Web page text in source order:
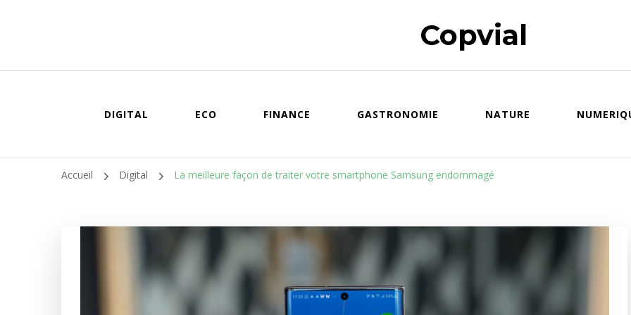
Copvial
DIGITAL ECO FINANCE GASTRONOMIE NATURE
Accueil Digital La meilleure façon de traiter votre smartphone Samsung endommagé